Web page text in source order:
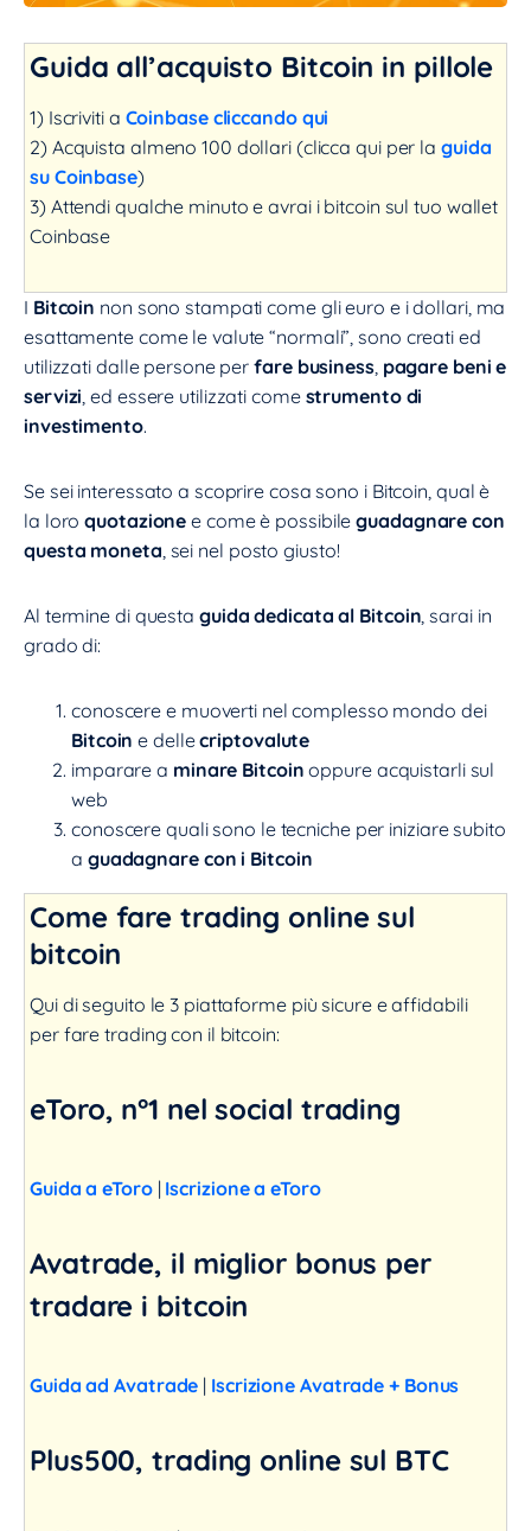
Guida all’acquisto Bitcoin in pillole
1) Iscriviti a Coinbase cliccando qui
2) Acquista almeno 100 dollari (clicca qui per la guida
su Coinbase)
3) Attendi qualche minuto e avrai i bitcoin sul tuo wallet
Coinbase
I Bitcoin non sono stampati come gli euro e i dollari, ma
esattamente come le valute “normali”, sono creati ed
utilizzati dalle persone perfare business, pagare beni e
servizi, ed essere utilizzati come strumento di
investimento.
Se sei interessato a scoprire cosa sono i Bitcoin, qual è
la loroquotazione e come è possibileguadagnare con
questa moneta, sei nel posto giusto!
Al termine di questa guida dedicata al Bitcoin, sarai in
grado di:
conoscere e muoverti nel complesso mondo dei
Bitcoin e dellecriptovalute
imparare a minare Bitcoin oppure acquistarli sul
web
conoscere quali sono le tecniche per iniziare subito
a guadagnare con i Bitcoin
Come fare trading online sul
bitcoin
Qui di seguito le 3 piattaforme più sicure e affidabili
per fare trading con il bitcoin:
eToro, n°1 nel social trading
Guida a eToro| Iscrizione a eToro
Avatrade, il miglior bonus per
tradare i bitcoin
Guida ad Avatrade | Iscrizione Avatrade + Bonus
Plus500, trading online sul BTC